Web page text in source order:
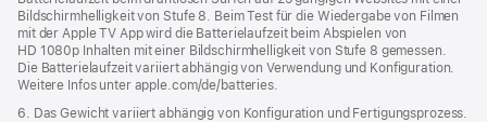
Bildschirmhelligkeit von Stufe 8. Beim Test für die Wiedergabe von Filmen
mit der Apple TV App wird die Batterielaufzeit beim Abspielen von
HD 1080p Inhalten mit einer Bildschirmhelligkeit von Stufe 8 gemessen.
Die Batterielaufzeit variiert abhängig von Verwendung und Konfiguration.
Weitere Infos unter apple.com/de/batteries.
6. Das Gewicht variiert abhängig von Konfiguration und Fertigungsprozess.